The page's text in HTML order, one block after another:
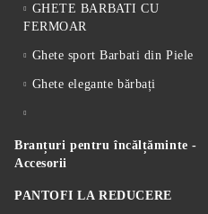
GHETE BARBATI CU
FERMOAR
Ghete sport Barbati din Piele
Ghete elegante bărbați
Branțuri pentru încălțăminte -
Accesorii
PANTOFI LA REDUCERE